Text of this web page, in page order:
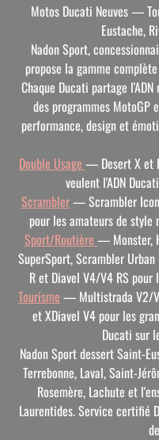
Motos Ducati Neuves —
Eustache,
Nadon Sport,
propose la gamme
Chaque Ducati partage
des programmes
performance, design et
Double Usage — Desert X et
veulent l'ADN
Scrambler— Scrambler
pour les amateurs de
Sport/Routière — Monster,
SuperSport, Scrambler
R et Diavel V4/V4 RS pour
Tourisme — Multistrada V2/
et XDiavel V4 pour les
Ducati sur
Nadon Sport dessert Saint-
Terrebonne, Laval, Saint-
Rosemère, Lachute et
Laurentides. Service certifié